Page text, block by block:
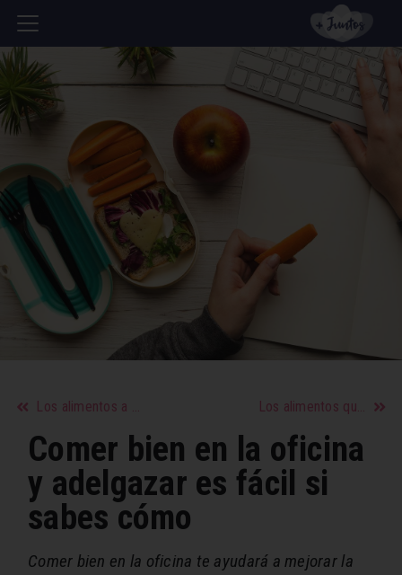
Los alimentos a consumir y a evitar para reducir tripa y lucir vientre plano Los alimentos quemagrasas más potentes ¡adelgaza rápido!
Comer bien en la oficina
y adelgazar es fácil si
sabes cómo
Comer bien en la oficina te ayudará a mejorar la